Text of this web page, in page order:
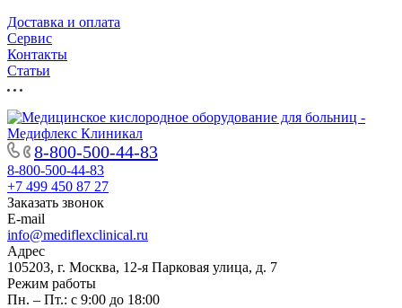
Доставка и оплата
Cервис
Контакты
Статьи
8-800-500-44-83
8-800-500-44-83
+7 499 450 87 27
Заказать звонок
E-mail
info@mediflexclinical.ru
Адрес
105203, г. Москва, 12-я Парковая улица, д. 7
Режим работы
Пн. – Пт.: с 9:00 до 18:00